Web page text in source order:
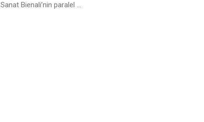
Sanat Bienali’nin paralel ...